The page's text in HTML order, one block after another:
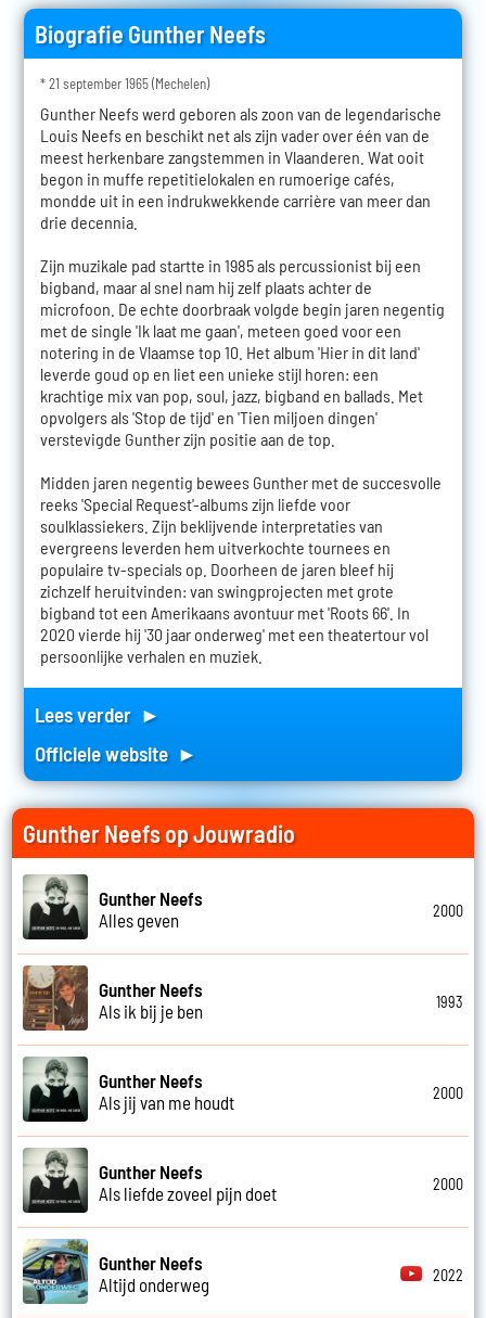
Biografie Gunther Neefs
* 21 september 1965 (Mechelen)
Gunther Neefs werd geboren als zoon van de legendarische
Louis Neefs en beschikt net als zijn vader over één van de
meest herkenbare zangstemmen in Vlaanderen. Wat ooit
begon in muffe repetitielokalen en rumoerige cafés,
mondde uit in een indrukwekkende carrière van meer dan
drie decennia.
Zijn muzikale pad startte in 1985 als percussionist bij een
bigband, maar al snel nam hij zelf plaats achter de
microfoon. De echte doorbraak volgde begin jaren negentig
met de single 'Ik laat me gaan', meteen goed voor een
notering in de Vlaamse top 10. Het album 'Hier in dit land'
leverde goud op en liet een unieke stijl horen: een
krachtige mix van pop, soul, jazz, bigband en ballads. Met
opvolgers als 'Stop de tijd' en 'Tien miljoen dingen'
verstevigde Gunther zijn positie aan de top.
Midden jaren negentig bewees Gunther met de succesvolle
reeks 'Special Request'-albums zijn liefde voor
soulklassiekers. Zijn beklijvende interpretaties van
evergreens leverden hem uitverkochte tournees en
populaire tv-specials op. Doorheen de jaren bleef hij
zichzelf heruitvinden: van swingprojecten met grote
bigband tot een Amerikaans avontuur met 'Roots 66'. In
2020 vierde hij '30 jaar onderweg' met een theatertour vol
persoonlijke verhalen en muziek.
Lees verder ►
Officiele website ►
Gunther Neefs op Jouwradio
Gunther Neefs
Alles geven
2000
Gunther Neefs
Als ik bij je ben
1993
Gunther Neefs
Als jij van me houdt
2000
Gunther Neefs
Als liefde zoveel pijn doet
2000
Gunther Neefs
Altijd onderweg
2022